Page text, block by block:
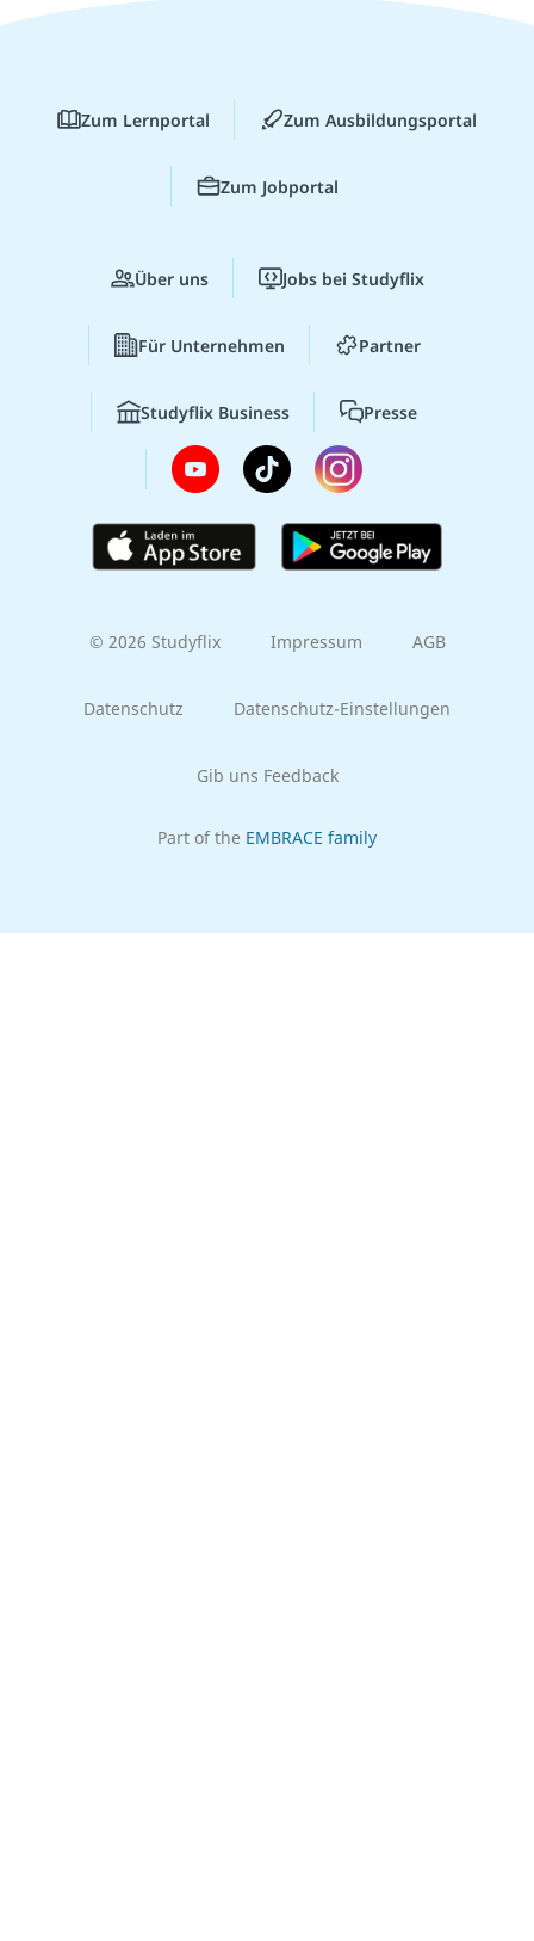
Zum Lernportal Zum Ausbildungsportal
Zum Jobportal
Über uns Jobs bei Studyflix
Für Unternehmen Partner
Studyflix Business Presse
© 2026 Studyflix Impressum AGB
Datenschutz Datenschutz-Einstellungen
Gib uns Feedback
Part of the EMBRACE family